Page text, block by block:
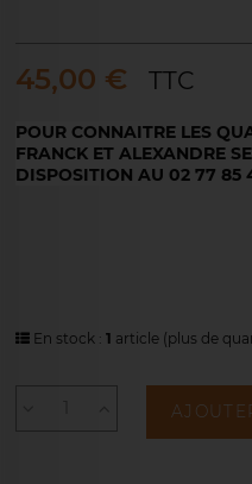
45,00 € TTC
POUR CONNAITRE LES
FRANCK ET ALEXANDRE
DISPOSITION AU 02 77 85
En stock : 1 article(plus de